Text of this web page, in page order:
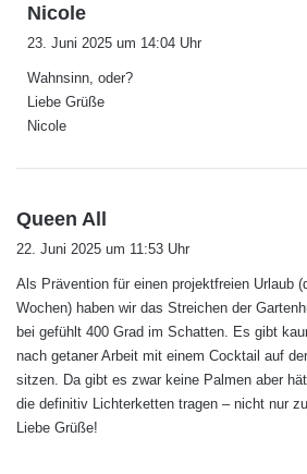
Nicole
t
:
23. Juni 2025 um 14:04 Uhr
Wahnsinn, oder?
Liebe Grüße
Nicole
Queen All
t
:
22. Juni 2025 um 11:53 Uhr
Als Prävention für einen projektfreien Urlaub
Wochen) haben wir das Streichen der
bei gefühlt 400 Grad im Schatten. Es gibt
nach getaner Arbeit mit einem Cocktail auf
sitzen. Da gibt es zwar keine Palmen aber
die definitiv Lichterketten tragen – nicht nur
Liebe Grüße!